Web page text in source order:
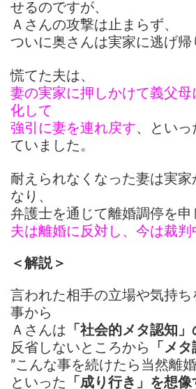
せるのですが、
Ａさんの攻撃は止まらず、
ついに奥さんは実家に逃げ帰
慌てた夫は、
妻の実家に押しかけて義父母
化して
強引に妻を連れ戻す、といっ
ていました。
耐えられなくなった妻は実家
なり、
弁護士を通じて離婚調停を申
夫は離婚に反対し、今は裁判
＜解説＞
言われた相手の立場や気持
事から
Ａさんは 「社会的メタ認知」
反省しないところから
「メ
”こんな事を続けたら当然離
といった 「成り行き」を想